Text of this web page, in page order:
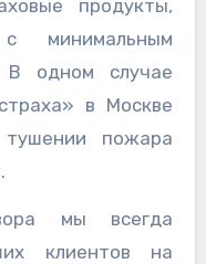
продукты,
минимальным
В одном случае
в Москве
пожара
мы всегда
клиентов на